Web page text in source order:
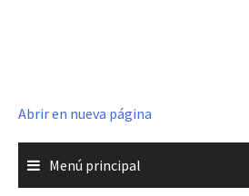
Abrir en nueva página
Menú principal